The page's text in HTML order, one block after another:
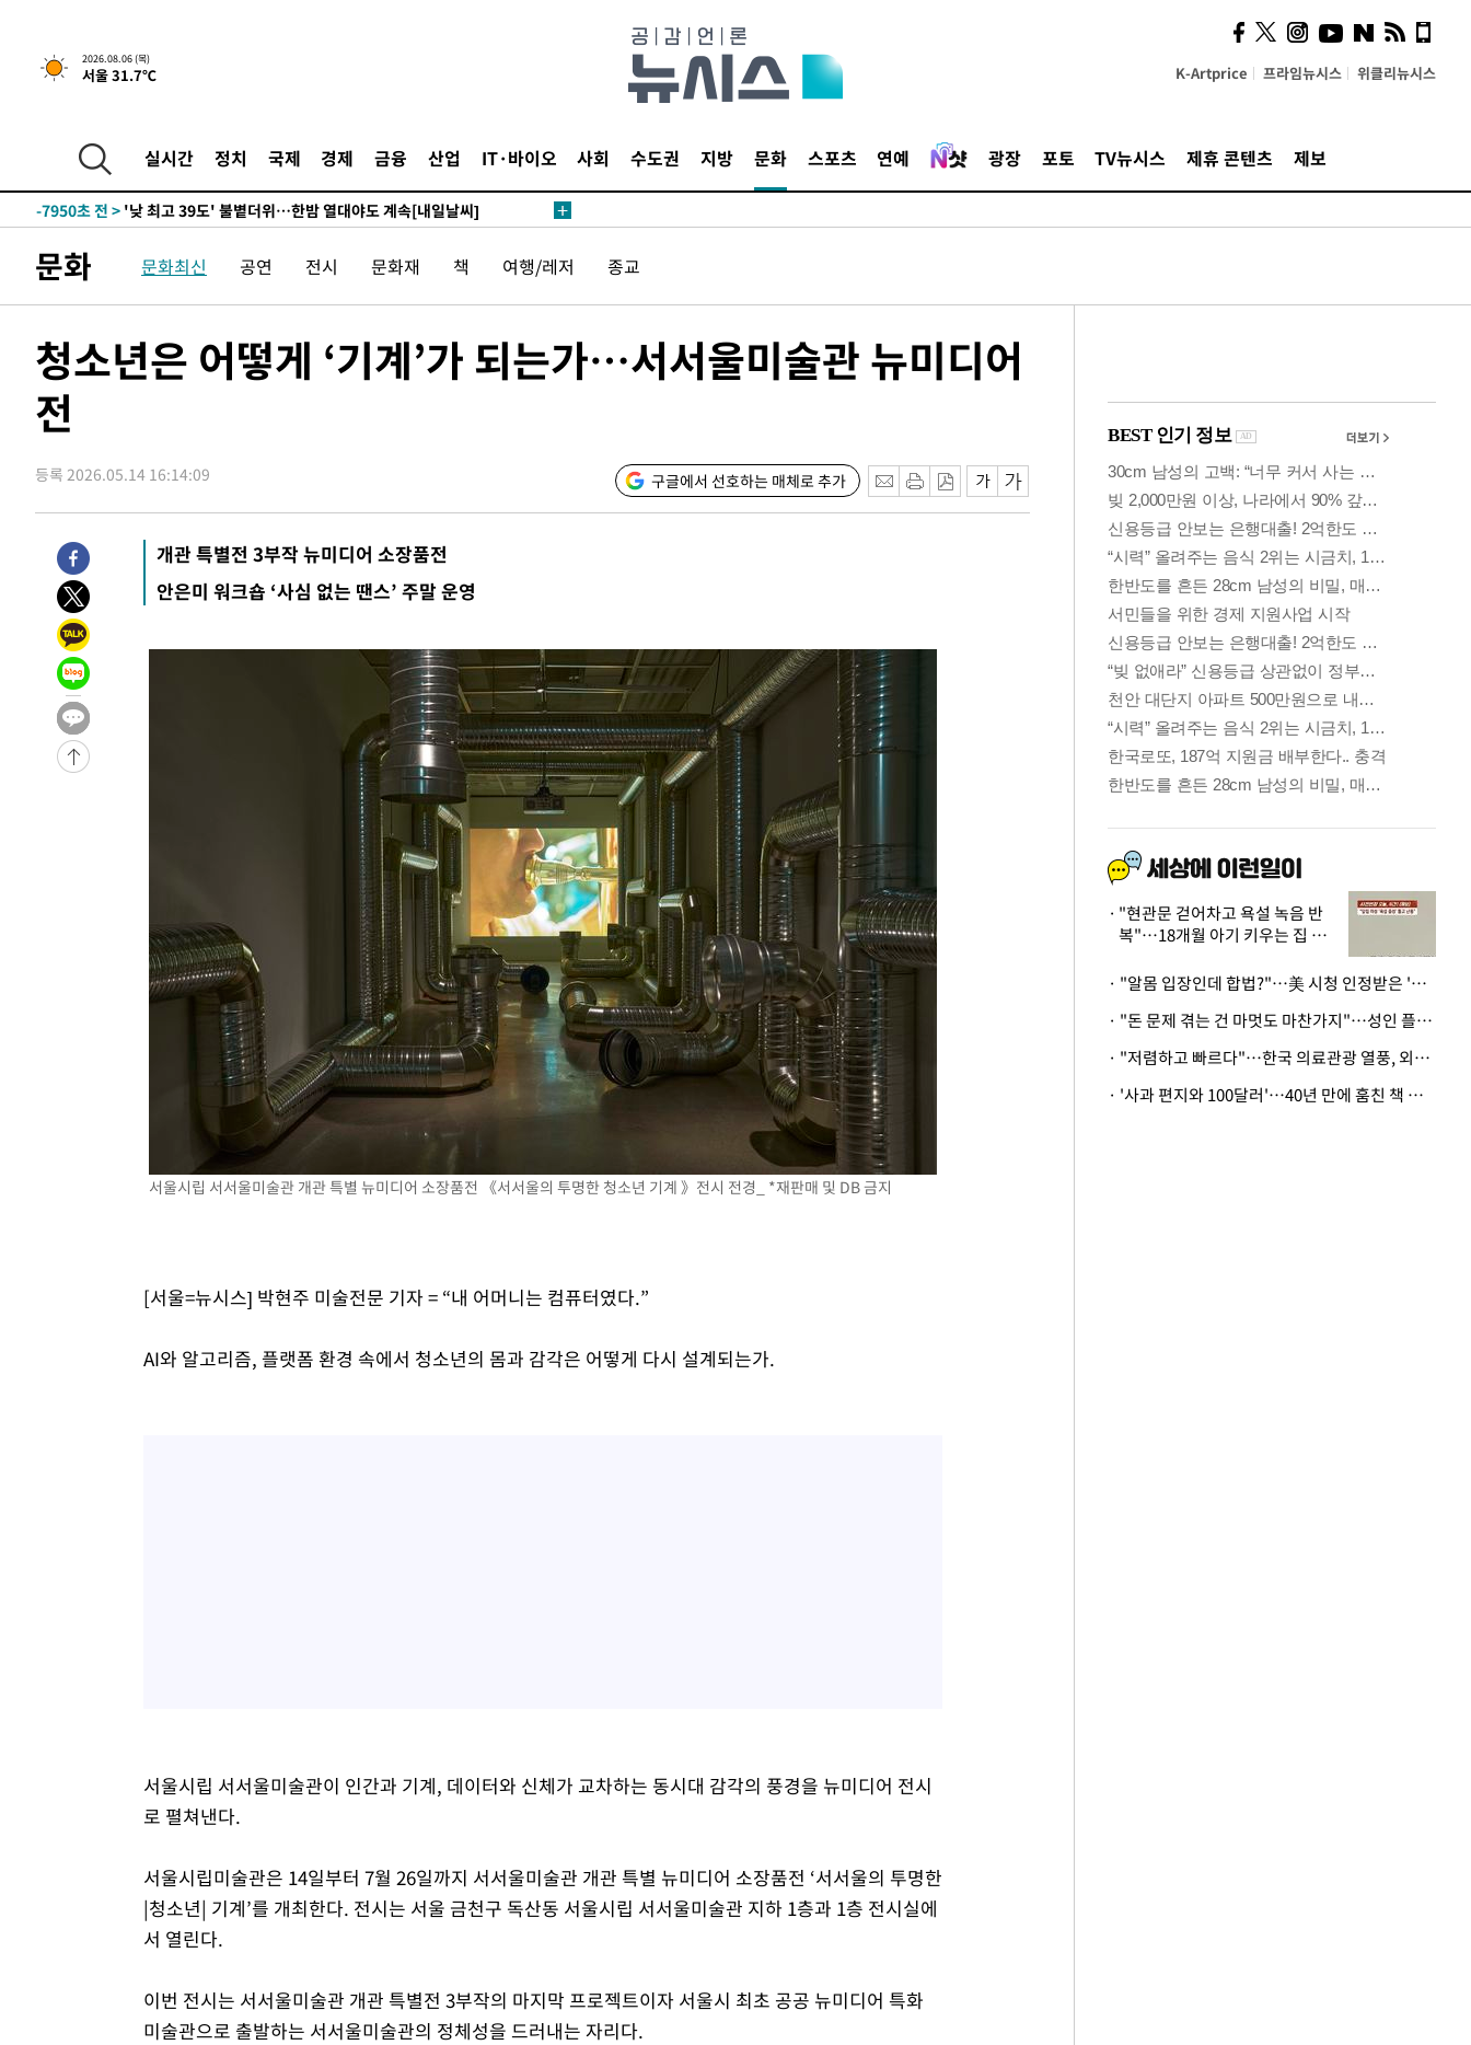
2026.08.06 (목)
서울 31.7℃ K-Artprice 프라임뉴시스 위클리뉴시스
실시간 정치 국제 경제 금융 산업 IT·바이오 사회 수도권 지방 문화 스포츠 연예 광장 포토 TV뉴시스 제휴 콘텐츠 제보
-10970초 전 >[속보]합참 "北 발사체는 단거리탄도미사일…감시·경계태세 강
화"
-10718초 전 >日방위성, 北이 동해로 쏜 발사체는 탄도미사일 가능성
-8554초 전 >
[속보]합참 "북, 동해상으로 미상 발사체 발사"
-7950초 전 >
-7909초 전 > [속보]7~9일 프로야구 3연전도 폭염 취소…11일 재개
-7398초 전 >
'월드컵 탈락 후폭풍' 축구협회…초유의 압수수색에 '충격·당황'
-7238초 전 >서울 낮 37.9도, 올여름 최고치 경신…영등포 순간 '40도'
-2895초 전 >[속보]코스닥, 800p 회복…0.26% 오른 801.67 마감
-2825초 전 >
-2690초 전 >
44분 전 >손흥민, 5경기 연속골 실패…LAFC는 승부차기 끝 과달라하라 격파
2시간 전 >내일까지 39도 '펄펄'…기상청 "태풍 지나며 폭염 잠시 꺾인다"
-28480초 전 >
'월드컵 탈락 후폭풍' 축구협회…11시간 걸린 초유의 압수수색(종
-27916초 전 >
[속보] 뉴욕증시, 혼조 출발…나스닥 0.3%↓, 다우 0.14%↑
-26709초 전 >
축구협회, 15년 전 심판 성 접대 파문에 "현재는 내부 지침 준수"
-25394초 전 >
-10990초 전 >
[속보]합참 "北 발사체는 단거리탄도미사일…감시·경계태세 강
-10738초 전 >
日방위성, 北이 동해로 쏜 발사체는 탄도미사일 가능성
-9168초 전 >
[속보] SKT, 에이닷 서비스 장애 발생…"원인 파악 중"
-8574초 전 >
[속보]합참 "북, 동해상으로 미상 발사체 발사"
'낮 최고 39도' 불볕더위…한밤 열대야도 계속[내일날씨]
[속보]7~9일 프로야구 3연전도 폭염 취소…11일 재개
"韓 외환시장 개입 관측 배경엔 美의 대한국 무역적자 있어"
'월드컵 탈락 후폭풍' 축구협회…초유의 압수수색에 '충격·당황'
서울 낮 37.9도, 올여름 최고치 경신…영등포 순간 '40도'
[속보]종합특검, 대검 추가 압수수색…내란 중요임무종사 혐의
[속보]코스닥, 800p 회복…0.26% 오른 801.67 마감
[속보]코스피, 301.88포인트(4.58%) 내린 6296.38 마감
[속보]원·달러 환율, 0.7원 내린 1423.8원 마감
"여기 떨어졌다"…다누리, 스페이스X 로켓 달 충돌 흔적 포착
손흥민, 5경기 연속골 실패…LAFC는 승부차기 끝 과달라하라 격파
내일까지 39도 '펄펄'…기상청 "태풍 지나며 폭염 잠시 꺾인다"
문화 문화최신 공연 전시 문화재 책 여행/레저 종교
청소년은 어떻게 ‘기계’가 되는가…서서울미술관 뉴미디어
전
등록 2026.05.14 16:14:09 구글에서 선호하는 매체로 추가
개관 특별전 3부작 뉴미디어 소장품전
안은미 워크숍 ‘사심 없는 땐스’ 주말 운영
서울시립 서서울미술관 개관 특별 뉴미디어 소장품전 《서서울의 투명한 청소년 기계 》전시 전경_ *재판매 및 DB 금지
[서울=뉴시스] 박현주 미술전문 기자 = “내 어머니는 컴퓨터였다.”
AI와 알고리즘, 플랫폼 환경 속에서 청소년의 몸과 감각은 어떻게 다시 설계되는가.
서울시립 서서울미술관이 인간과 기계, 데이터와 신체가 교차하는 동시대 감각의 풍경을 뉴미디어 전시
로 펼쳐낸다.
서울시립미술관은 14일부터 7월 26일까지 서서울미술관 개관 특별 뉴미디어 소장품전 ‘서서울의 투명한
|청소년| 기계’를 개최한다. 전시는 서울 금천구 독산동 서울시립 서서울미술관 지하 1층과 1층 전시실에
서 열린다.
이번 전시는 서서울미술관 개관 특별전 3부작의 마지막 프로젝트이자 서울시 최초 공공 뉴미디어 특화
미술관으로 출발하는 서서울미술관의 정체성을 드러내는 자리다.
의견, 국토부·LH에 충실히
전달할 것"
"현관문 걷어차고 욕설 녹음 반
복"…18개월 아기 키우는 집 뒤
· "알몸 입장인데 합법?"…美 시청 인정받은 '누드' 레스토랑 화제
· "돈 문제 겪는 건 마멋도 마찬가지"…성인 플랫폼에 등장한 뜻밖의 스타
· "저렴하고 빠르다"…한국 의료관광 열풍, 외신도 주목
· '사과 편지와 100달러'…40년 만에 훔친 책 돌려준 美 절도범